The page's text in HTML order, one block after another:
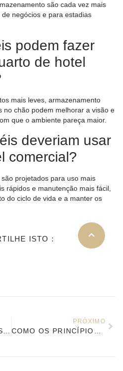
são cada vez mais
negócios e para estadias
podem fazer
de hotel
mais leves, armazenamento
no chão podem melhorar a visão e
que o ambiente pareça maior.
deveriam usar
comercial?
projetados para uso mais
rápidos e manutenção mais fácil,
do ciclo de vida e a manter os
ISTO :
PRÓXIMO